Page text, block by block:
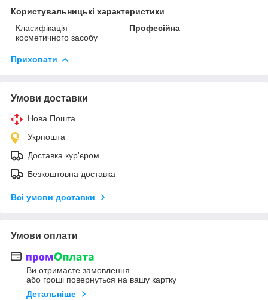
Користувальницькі характеристики
Класифікація
косметичного засобу
Професійна
Приховати
Умови доставки
Нова Пошта
Укрпошта
Доставка кур'єром
Безкоштовна доставка
Всі умови доставки
Умови оплати
Ви отримаєте замовлення
або гроші повернуться на вашу картку
Детальніше